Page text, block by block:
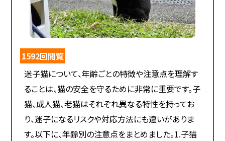
1592回閲覧
迷子猫について、年齢ごとの特徴や注意点を理解す
ることは、猫の安全を守るために非常に重要です。子
猫、成人猫、老猫はそれぞれ異なる特性を持ってお
り、迷子になるリスクや対応方法にも違いがありま
す。以下に、年齢別の注意点をまとめました。1.子猫